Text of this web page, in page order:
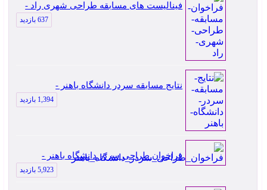
فینالیست های مسابقه طراحی شهری راد -
637 بازدید
نتایج مسابقه سردر دانشگاه باهنر -
1,394 بازدید
فراخوان طراحی سردر دانشگاه باهنر -
5,923 بازدید